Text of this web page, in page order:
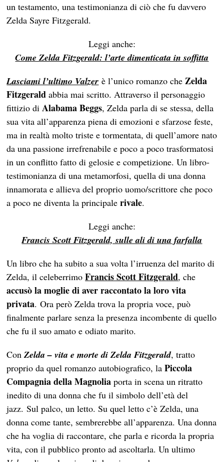
un testamento, una testimonianza di ciò che fu davvero
Zelda Sayre Fitzgerald.
Leggi anche:
Come Zelda Fitzgerald: l’arte dimenticata in soffitta
Lasciami l’ultimo Valzer è l’unico romanzo cheZelda
Fitzgerald abbia mai scritto. Attraverso il personaggio
fittizio diAlabama Beggs, Zelda parla di se stessa, della
sua vita all’apparenza piena di emozioni e sfarzose feste,
ma in realtà molto triste e tormentata, di quell’amore nato
da una passione irrefrenabile e poco a poco trasformatosi
in un conflitto fatto di gelosie e competizione. Un libro-
testimonianza di una metamorfosi, quella di una donna
innamorata e allieva del proprio uomo/scrittore che poco
a poco ne diventa la principale rivale.
Leggi anche:
Francis Scott Fitzgerald, sulle ali di una farfalla
Un libro che ha subito a sua volta l’irruenza del marito di
Zelda, il celeberrimoFrancis Scott Fitzgerald, che
accusò la moglie di aver raccontato la loro vita
privata. Ora però Zelda trova la propria voce, può
finalmente parlare senza la presenza incombente di quello
che fu il suo amato e odiato marito.
ConZelda – vita e morte di Zelda Fitzgerald, tratto
proprio da quel romanzo autobiografico, la Piccola
Compagnia della Magnolia porta in scena un ritratto
inedito di una donna che fu il simbolo dell’età del
jazz. Sul palco, un letto. Su quel letto c’è Zelda, una
donna come tante, sembrerebbe all’apparenza. Una donna
che ha voglia di raccontare, che parla e ricorda la propria
vita, con il pubblico pronto ad ascoltarla. Un ultimo